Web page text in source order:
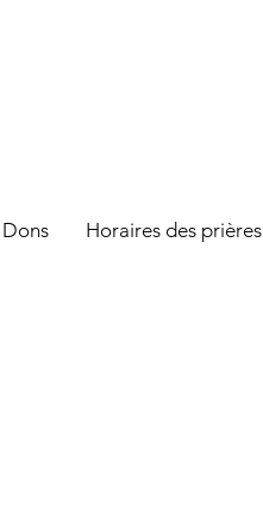
Dons Horaires des prières